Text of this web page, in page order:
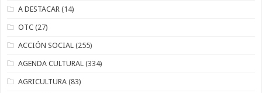
A DESTACAR (14)
OTC (27)
ACCIÓN SOCIAL (255)
AGENDA CULTURAL (334)
AGRICULTURA (83)